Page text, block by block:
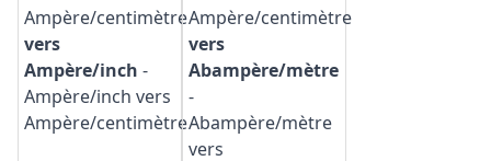
Ampère/centimètre
vers
Ampère/inch -
Ampère/inch vers
Ampère/centimètre
Ampère/centimètre
vers
Abampère/mètre
-
Abampère/mètre
vers